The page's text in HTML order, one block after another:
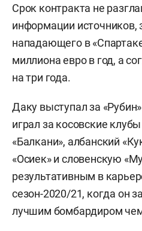
Срок контракта не
информации источников,
нападающего в
миллиона евро в год, а
на три года.
Даку выступал за
играл за косовские
«Балкани», албанский
«Осиек» и словенскую
результативным в
сезон-2020/21, когда он
лучшим бомбардиром